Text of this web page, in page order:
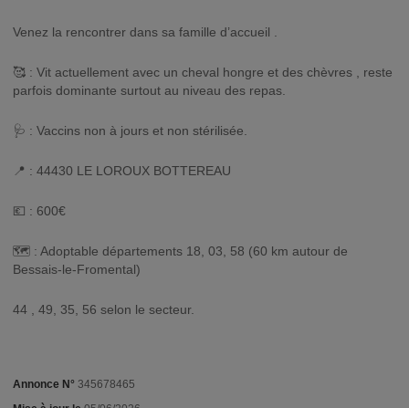
Venez la rencontrer dans sa famille d’accueil .
🥰 : Vit actuellement avec un cheval hongre et des chèvres , reste
parfois dominante surtout au niveau des repas.
🩺 : Vaccins non à jours et non stérilisée.
📍 : 44430 LE LOROUX BOTTEREAU
💶 : 600€
🗺️ : Adoptable départements 18, 03, 58 (60 km autour de
Bessais-le-Fromental)
44 , 49, 35, 56 selon le secteur.
Annonce N° 345678465